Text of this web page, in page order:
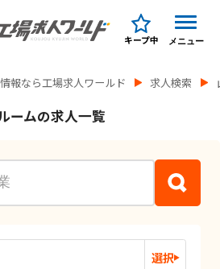
キープ中 メニュー
報なら工場求人ワールド 求人検索
ームの求人一覧
選択